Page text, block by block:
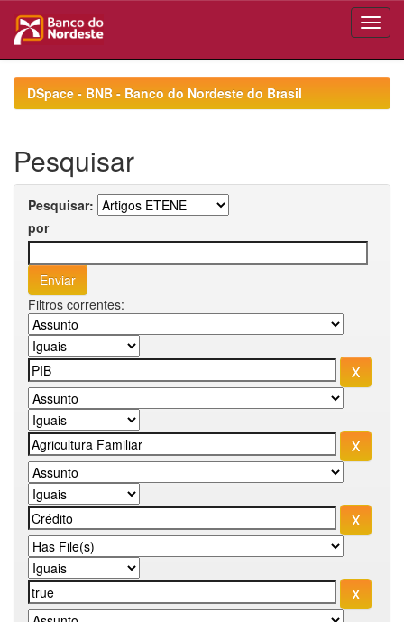
navigationDSpace - BNB - Banco do Nordeste do Brasil
Pesquisar
Pesquisar:
por
Filtros correntes: